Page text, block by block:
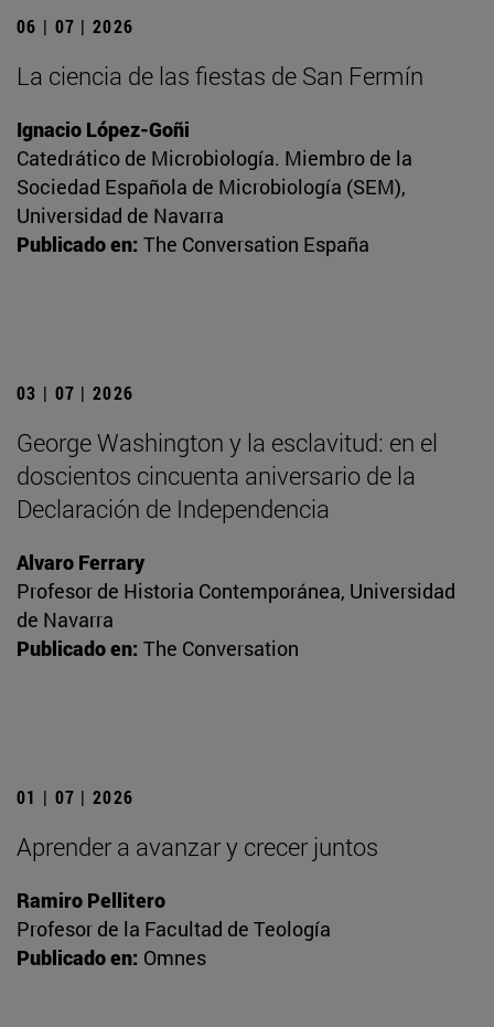
06 | 07 | 2026
La ciencia de las fiestas de San Fermín
Ignacio López-Goñi
Catedrático de Microbiología. Miembro de la
Sociedad Española de Microbiología (SEM),
Universidad de Navarra
Publicado en: The Conversation España
03 | 07 | 2026
George Washington y la esclavitud: en el
doscientos cincuenta aniversario de la
Declaración de Independencia
Alvaro Ferrary
Profesor de Historia Contemporánea, Universidad
de Navarra
Publicado en: The Conversation
01 | 07 | 2026
Aprender a avanzar y crecer juntos
Ramiro Pellitero
Profesor de la Facultad de Teología
Publicado en: Omnes